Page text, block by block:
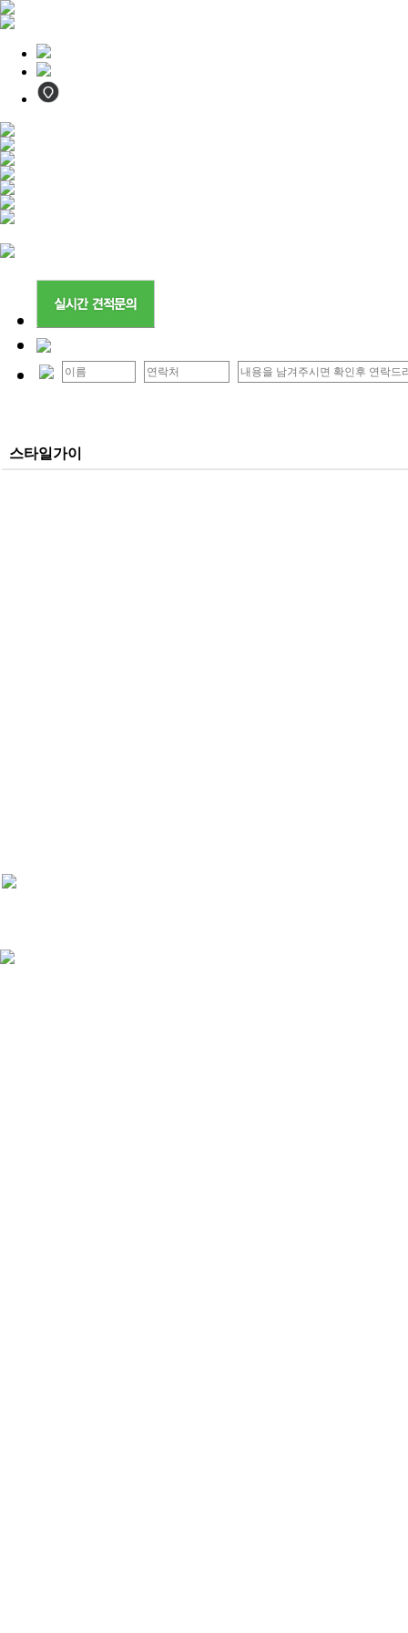
스타일가이